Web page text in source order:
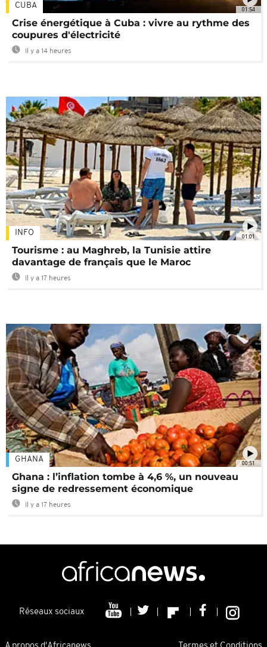
01:54
CUBA
Crise énergétique à Cuba : vivre au rythme des
coupures d'électricité
Il y a 14 heures
01:01
INFO
Tourisme : au Maghreb, la Tunisie attire
davantage de français que le Maroc
Il y a 17 heures
00:51
GHANA
Ghana : l’inflation tombe à 4,6 %, un nouveau
signe de redressement économique
Il y a 17 heures
Réseaux sociaux